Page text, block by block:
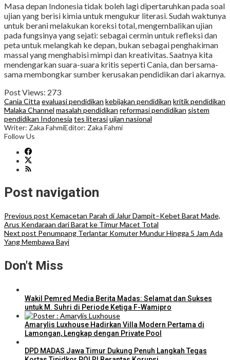
Masa depan Indonesia tidak boleh lagi dipertaruhkan pada soal
ujian yang berisi kimia untuk mengukur literasi. Sudah waktunya
untuk berani melakukan koreksi total, mengembalikan ujian
pada fungsinya yang sejati: sebagai cermin untuk refleksi dan
peta untuk melangkah ke depan, bukan sebagai penghakiman
massal yang menghabisi mimpi dan kreativitas. Saatnya kita
mendengarkan suara-suara kritis seperti Cania, dan bersama-
sama membongkar sumber kerusakan pendidikan dari akarnya.
Post Views: 273
Cania Citta evaluasi pendidikan kebijakan pendidikan kritik pendidikan
Malaka Channel masalah pendidikan reformasi pendidikan sistem
pendidikan Indonesia tes literasiujian nasional
Writer: Zaka FahmiEditor: Zaka Fahmi
Follow Us
Post navigation
Previous post Kemacetan Parah di Jalur Dampit–Kebet Barat Made,
Arus Kendaraan dari Barat ke Timur Macet Total
Next post Penumpang Terlantar Komuter Mundur Hingga 5 Jam Ada
Yang Membawa Bayi
Don't Miss
Wakil Pemred Media Berita Madas: Selamat dan Sukses
untuk M. Suhri di Periode Ketiga F-Wamipro
⁠Amarylis Luxhouse Hadirkan Villa Modern Pertama di
Lamongan, Lengkap dengan Private Pool
DPD MADAS Jawa Timur Dukung Penuh Langkah Tegas